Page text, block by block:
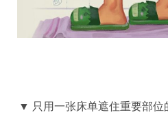
▼ 只用一张床单遮住重要部